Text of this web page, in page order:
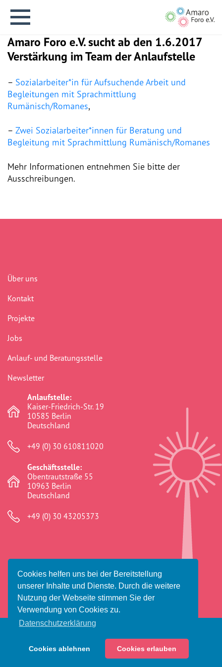
Cookies helfen uns bei der Bereitstellung
unserer Inhalte und Dienste. Durch die weitere
Nutzung der Webseite stimmen Sie der
Verwendung von Cookies zu.
Datenschutzerklärung
Cookies ablehnen Cookies erlauben
English version
Aktuelles
Über uns
Geschichte
Dachorganisationen
Anlaufstelle Nevo Foro (Neue
Stadt)
Bildungsangebote für
Leistungsbehörden und
Sozialberatungsstellen
Dokumentationsstelle
Internationale Jugendarbeit
Publikationen
Mediathek
Spenden Dosta! Vorfälle melden
Amaro Foro e.V. sucht ab den 1.6.2017
Verstärkung im Team der Anlaufstelle
– Sozialarbeiter*in für Aufsuchende Arbeit und
Begleitungen mit Sprachmittlung
Rumänisch/Romanes,
– Zwei Sozialarbeiter*innen für Beratung und
Begleitung mit Sprachmittlung Rumänisch/Romanes
Mehr Informationen entnehmen Sie bitte der
Ausschreibungen.
Über uns
Kontakt
Projekte
Jobs
Anlauf- und Beratungsstelle
Newsletter
Anlaufstelle:
Kaiser-Friedrich-Str. 19
10585 Berlin
Deutschland
+49 (0) 30 610811020
Geschäftsstelle:
Obentrautstraße 55
10963 Berlin
Deutschland
+49 (0) 30 43205373
© 2026 Amaro Foro e.V.
Impressum
Datenschutz Haftungsausschluss